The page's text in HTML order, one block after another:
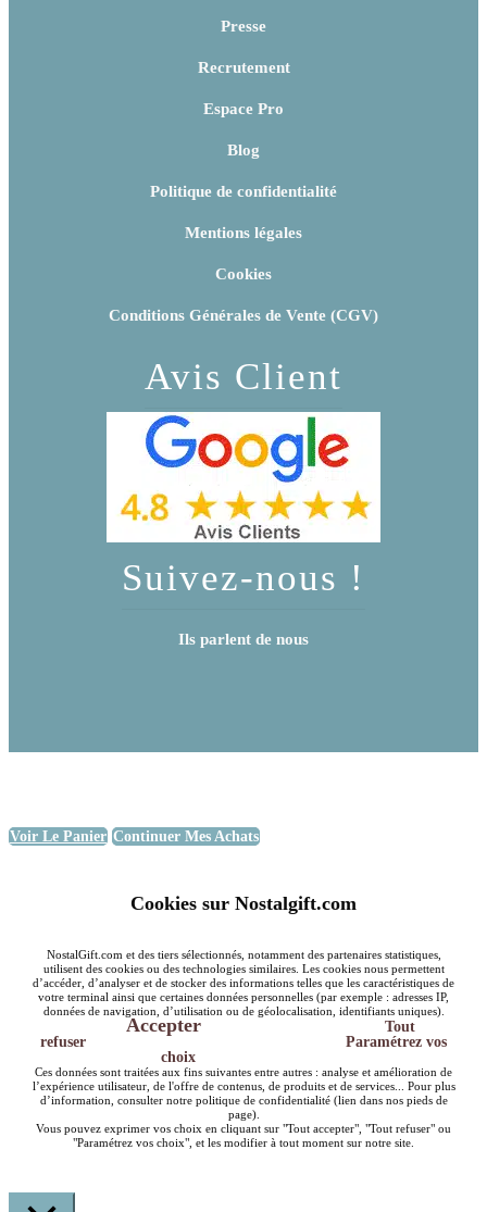
Presse
Recrutement
Espace Pro
Blog
Politique de confidentialité
Mentions légales
Cookies
Conditions Générales de Vente (CGV)
Avis Client
Suivez-nous !
Ils parlent de nous
Voir Le Panier Continuer Mes Achats
Cookies sur Nostalgift.com
NostalGift.com et des tiers sélectionnés, notamment des partenaires statistiques,
utilisent des cookies ou des technologies similaires. Les cookies nous permettent
d’accéder, d’analyser et de stocker des informations telles que les caractéristiques de
votre terminal ainsi que certaines données personnelles (par exemple : adresses IP,
données de navigation, d’utilisation ou de géolocalisation, identifiants uniques).
Accepter
Tout
refuser
Paramétrez vos
choix
Ces données sont traitées aux fins suivantes entre autres : analyse et amélioration de
l’expérience utilisateur, de l'offre de contenus, de produits et de services... Pour plus
d’information, consulter notre politique de confidentialité (lien dans nos pieds de
page).
Vous pouvez exprimer vos choix en cliquant sur "Tout accepter", "Tout refuser" ou
"Paramétrez vos choix", et les modifier à tout moment sur notre site.